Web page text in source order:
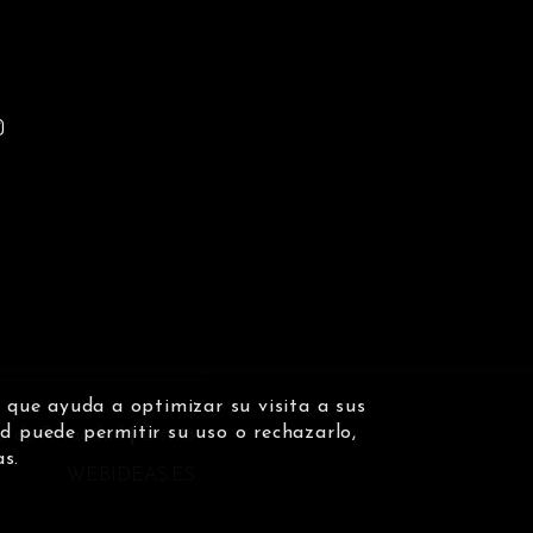
de Privacidad |Diseño
ayuda a optimizar su visita a sus
puede permitir su uso o rechazarlo,